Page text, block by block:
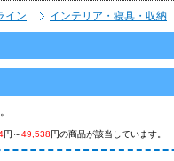
イン インテリア・寝具・収納
円～49,538円の商品が該当しています。